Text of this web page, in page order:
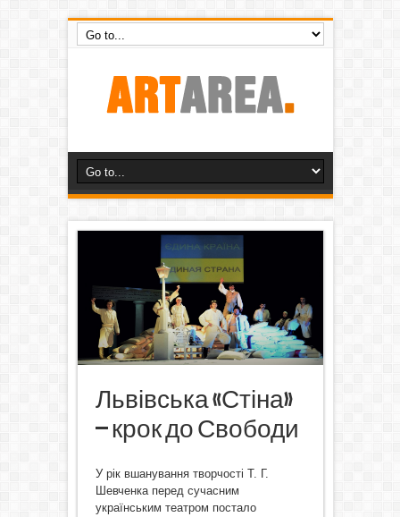
Львівська «Стіна»
– крок до Свободи
У рік вшанування творчості Т. Г.
Шевченка перед сучасним
українським театром постало